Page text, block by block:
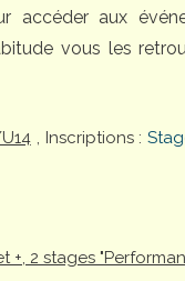
accéder aux
vous les
, Inscriptions :
+, 2 stages